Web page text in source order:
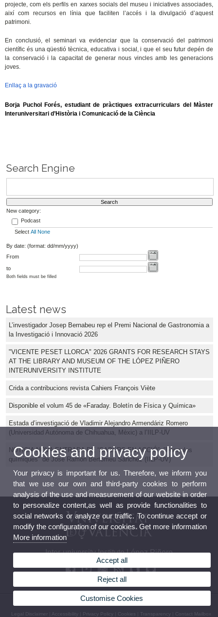
projecte, com els perfils en xarxes socials del museu i iniciatives associades,
així com recursos en línia que faciliten l’accés i la divulgació d’aquest
patrimoni.
En conclusió, el seminari va evidenciar que la conservació del patrimoni
científic és una qüestió tècnica, educativa i social, i que el seu futur depén de
la conservació i la capacitat de generar nous vincles amb les generacions
joves.
Enllaç a la gravació
Borja Puchol Forés, estudiant de pràctiques extracurriculars del Màster
Interuniversitari d’Història i Comunicació de la Ciència
Search Engine
New category:
Podcast
Select All None
By date: (format: dd/mm/yyyy)
From
to
Both fields must be filled
Latest news
L’investigador Josep Bernabeu rep el Premi Nacional de Gastronomia a
la Investigació i Innovació 2026
"VICENTE PESET LLORCA" 2026 GRANTS FOR RESEARCH STAYS
AT THE LIBRARY AND MUSEUM OF THE LÓPEZ PIÑERO
INTERUNIVERSITY INSTITUTE
Crida a contribucions revista Cahiers François Viète
Disponible el volum 45 de «Faraday. Boletín de Física y Química»
Estada d’investigació de Vladimir Alejandro Armendáriz Romero
(Universidad Autónoma de Chihuahua, Mèxic) a l’IILP-UV
NOTICIA NOVA ENTRADA DE “SABERS EN ACCIÓ”: "Fórmules
químiques" de José Ramón Bertomeu Sánchez (IILP-UV)
Inter-university Institute López Piñero
© 2026 UV. - Pl. Cisneros, 4. 46003 Valencia (Spain). Phone: (+34) 96 3926229
Legal Disclaimer Accessibility Privacy Policy Cookies Transparency Contact Mailbox
Cookies and privacy policy
Your privacy is important for us. Therefore, we inform you
that we use our own and third-party cookies to perform
analysis of the use and measurement of our website in order
to personalize content,as well as provide functionalities to
social networks or analyze our traffic. To continue accept or
modify the configuration of our cookies. Get more information
More information
Accept all
Reject all
Customise Cookies